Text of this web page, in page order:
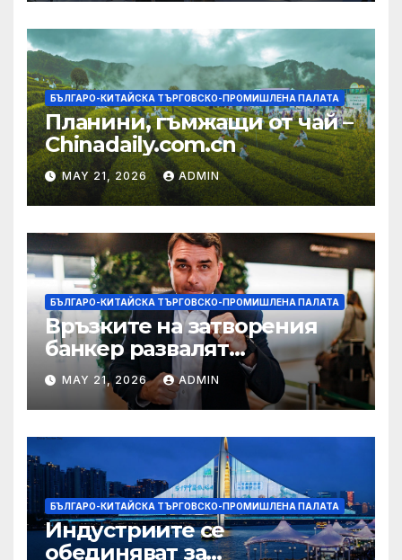
БЪЛГАРО-КИТАЙСКА ТЪРГОВСКО-ПРОМИШЛЕНА ПАЛАТА
Планини, гъмжащи от чай –
Chinadaily.com.cn
MAY 21, 2026 ADMIN
БЪЛГАРО-КИТАЙСКА ТЪРГОВСКО-ПРОМИШЛЕНА ПАЛАТА
Връзките на затворения
банкер развалят
надеждите на Флавио
Болсонаро за президент на
Бразилия
MAY 21, 2026 ADMIN
БЪЛГАРО-КИТАЙСКА ТЪРГОВСКО-ПРОМИШЛЕНА ПАЛАТА
Индустриите се
обединяват за